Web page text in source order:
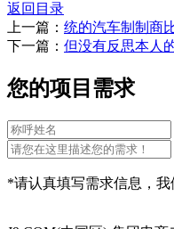
返回目录
上一篇： 统的汽车制制商
下一篇： 但没有反思本人
您的项目需求
*请认真填写需求信息，我